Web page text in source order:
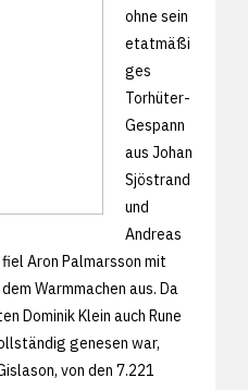
ohne sein
etatmäßi
ges
Torhüter-
Gespann
aus Johan
Sjöstrand
und
Andreas
Aron Palmarsson mit
Warmmachen aus. Da
Dominik Klein auch Rune
genesen war,
von den 7.221